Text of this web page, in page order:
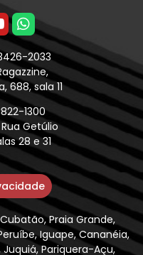
2033
688, sala 11
1300
Getúlio
28 e 31
Praia Grande,
Iguape, Cananéia,
Juquiá, Pariquera-Açu,